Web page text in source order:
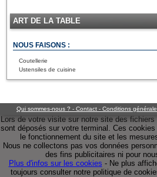
ART DE LA TABLE
NOUS FAISONS :
Coutellerie
Ustensiles de cuisine
Qui sommes-nous ? - Contact - Conditions
Lors de votre visite sur notre site des
sont déposés sur votre terminal. Ces
le fonctionnement du site et les
Nous ne collectons pas vos données
des fins publicitaires ni pour
Plus d'infos sur les cookies - Ne plus
toujours consulter notre politique de